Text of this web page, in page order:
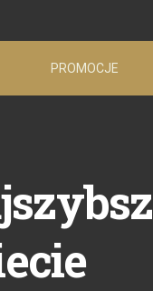
PROMOCJE